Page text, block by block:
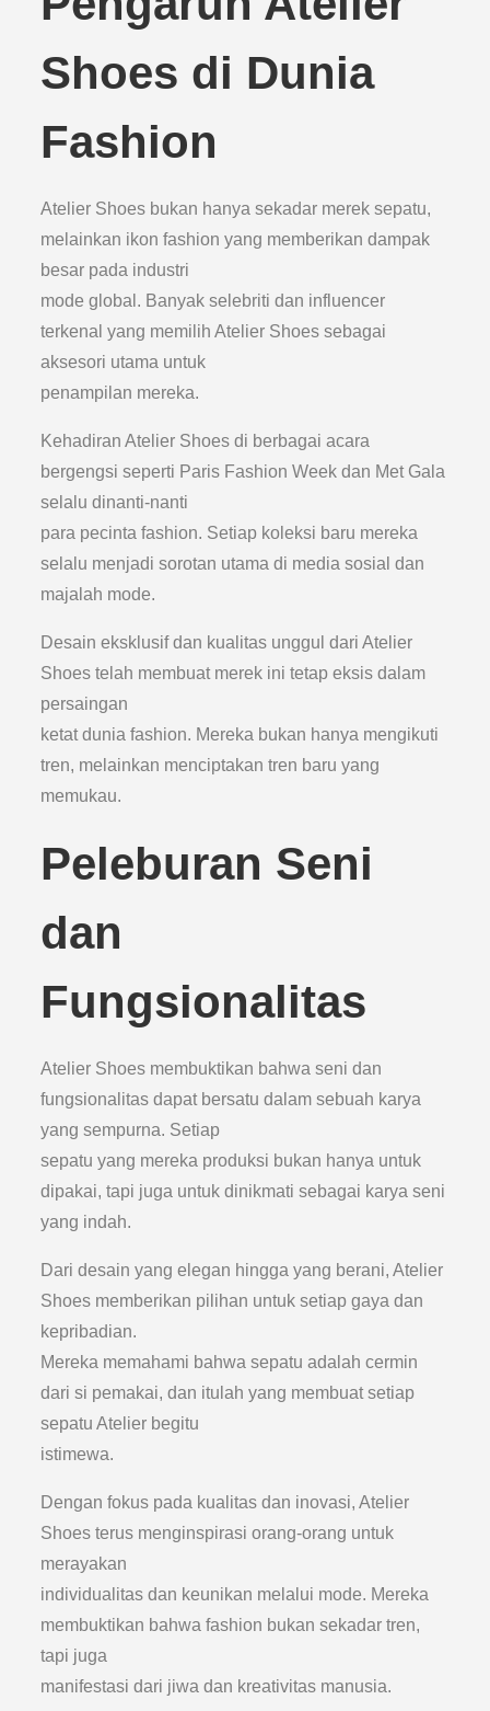
Shoes di Dunia
Fashion
Atelier Shoes bukan hanya sekadar merek sepatu,
melainkan ikon fashion yang memberikan dampak
besar pada industri
mode global. Banyak selebriti dan influencer
terkenal yang memilih Atelier Shoes sebagai
aksesori utama untuk
penampilan mereka.
Kehadiran Atelier Shoes di berbagai acara
bergengsi seperti Paris Fashion Week dan Met Gala
selalu dinanti-nanti
para pecinta fashion. Setiap koleksi baru mereka
selalu menjadi sorotan utama di media sosial dan
majalah mode.
Desain eksklusif dan kualitas unggul dari Atelier
Shoes telah membuat merek ini tetap eksis dalam
persaingan
ketat dunia fashion. Mereka bukan hanya mengikuti
tren, melainkan menciptakan tren baru yang
memukau.
Peleburan Seni
dan
Fungsionalitas
Atelier Shoes membuktikan bahwa seni dan
fungsionalitas dapat bersatu dalam sebuah karya
yang sempurna. Setiap
sepatu yang mereka produksi bukan hanya untuk
dipakai, tapi juga untuk dinikmati sebagai karya seni
yang indah.
Dari desain yang elegan hingga yang berani, Atelier
Shoes memberikan pilihan untuk setiap gaya dan
kepribadian.
Mereka memahami bahwa sepatu adalah cermin
dari si pemakai, dan itulah yang membuat setiap
sepatu Atelier begitu
istimewa.
Dengan fokus pada kualitas dan inovasi, Atelier
Shoes terus menginspirasi orang-orang untuk
merayakan
individualitas dan keunikan melalui mode. Mereka
membuktikan bahwa fashion bukan sekadar tren,
tapi juga
manifestasi dari jiwa dan kreativitas manusia.